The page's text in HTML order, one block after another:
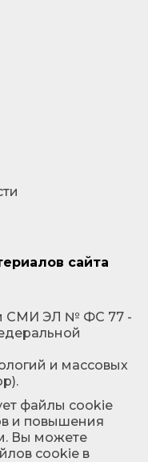
сайта
СМИ ЭЛ № ФС 77 -
и массовых
файлы cookie
и повышения
Вы можете
cookie в